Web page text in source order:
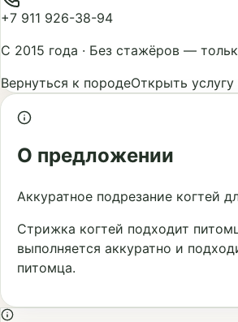
+7 911 926-38-94
С 2015 года · Без стажёров —
Вернуться к породеОткрыть
О предложении
Аккуратное подрезание когтей
Стрижка когтей подходит
выполняется аккуратно и
питомца.